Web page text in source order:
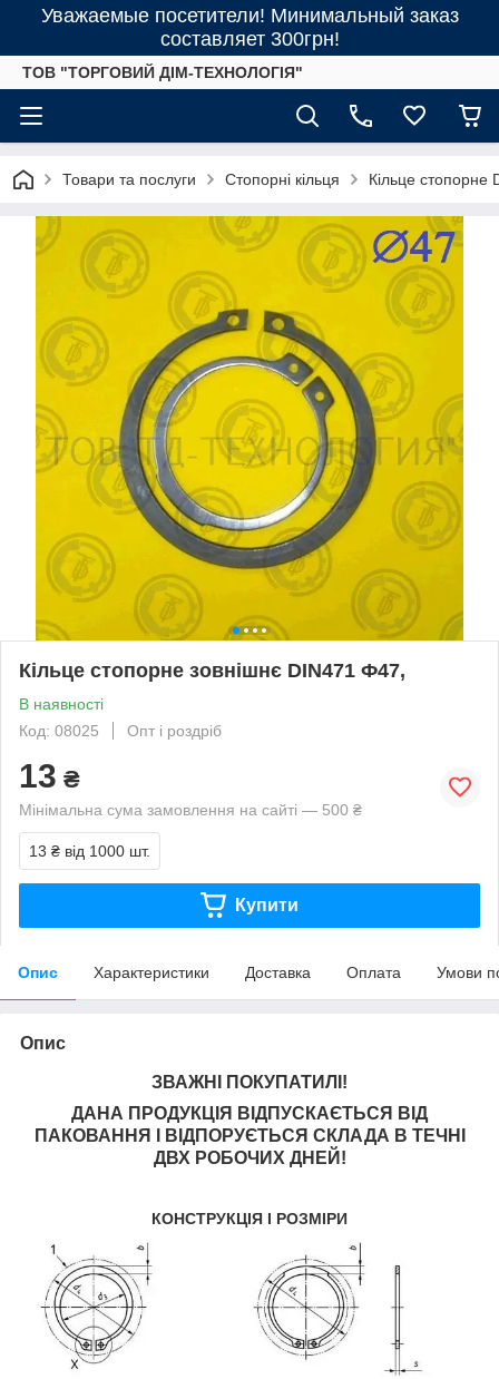
Уважаемые посетители! Минимальный заказ
составляет 300грн!
ТОВ "ТОРГОВИЙ ДІМ-ТЕХНОЛОГІЯ"
Товари та послуги Стопорні кільця Кільце стопорне
Кільце стопорне зовнішнє DIN471 Ф47,
В наявності
Код: 08025
Опт і роздріб
13 ₴
Мінімальна сума замовлення на сайті — 500 ₴
13 ₴ від 1000 шт.
Купити
Опис Характеристики Доставка Оплата Умови
Опис
ЗВАЖНІ ПОКУПАТИЛІ!
ДАНА ПРОДУКЦІЯ ВІДПУСКАЄТЬСЯ ВІД
ПАКОВАННЯ І ВІДПОРУЄТЬСЯ СКЛАДА В ТЕЧНІ
ДВХ РОБОЧИХ ДНЕЙ!
КОНСТРУКЦІЯ І РОЗМІРИ